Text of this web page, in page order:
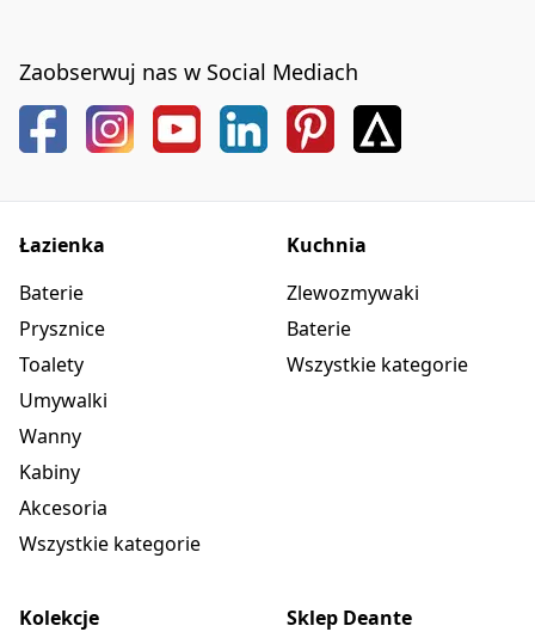
Zaobserwuj nas w Social Mediach
Łazienka
Baterie
Prysznice
Toalety
Umywalki
Wanny
Kabiny
Akcesoria
Wszystkie kategorie
Kuchnia
Zlewozmywaki
Baterie
Wszystkie kategorie
Kolekcje
Sklep Deante